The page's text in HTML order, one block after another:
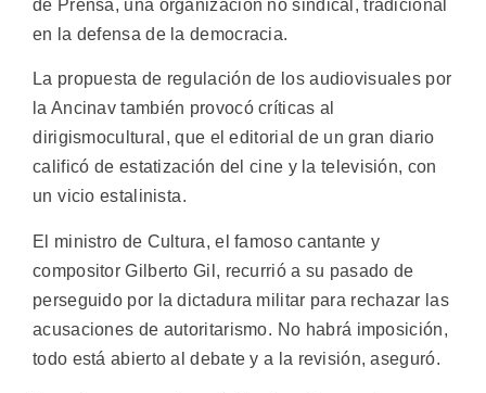
de Prensa, una organización no sindical, tradicional
en la defensa de la democracia.
La propuesta de regulación de los audiovisuales por
la Ancinav también provocó críticas al
dirigismocultural, que el editorial de un gran diario
calificó de estatización del cine y la televisión, con
un vicio estalinista.
El ministro de Cultura, el famoso cantante y
compositor Gilberto Gil, recurrió a su pasado de
perseguido por la dictadura militar para rechazar las
acusaciones de autoritarismo. No habrá imposición,
todo está abierto al debate y a la revisión, aseguró.